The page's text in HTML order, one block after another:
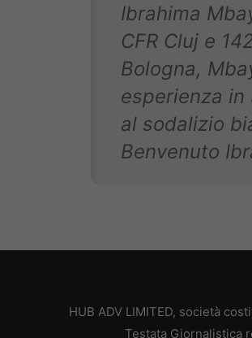
Ibrahima
CFR Cluj e
Bologna,
esperienza in
al sodalizio
Benvenuto
HUB ADV LIMITED, società
Testata Giornalistica